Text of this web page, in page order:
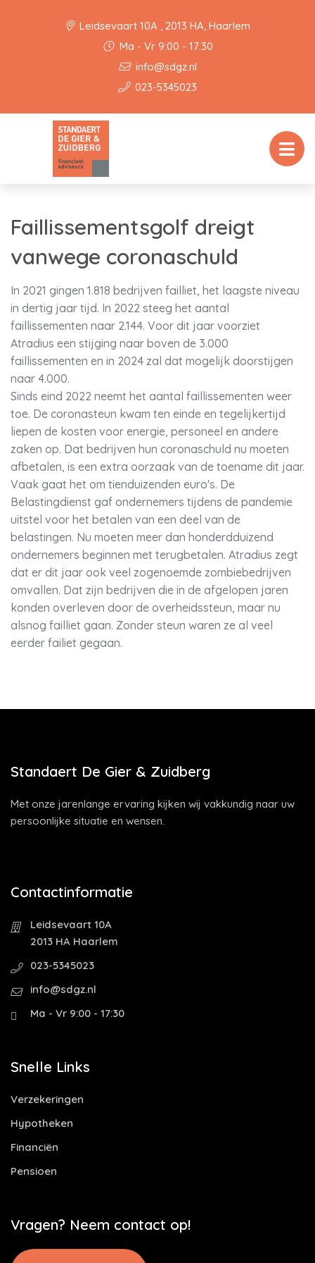
Leidsevaart 10A , 2013 HA, Haarlem
Ma - Vr 9:00 - 17:30
info@sdgz.nl
023-5345023
Faillissementsgolf dreigt
vanwege coronaschuld
In 2021 gingen 1.818 bedrijven failliet, het laagste niveau
in dertig jaar tijd. In 2022 steeg het aantal
faillissementen naar 2.144. Voor dit jaar voorziet
Atradius een stijging naar boven de 3.000
faillissementen en in 2024 zal dat mogelijk doorstijgen
naar 4.000.
Sinds eind 2022 neemt het aantal faillissementen weer
toe. De coronasteun kwam ten einde en tegelijkertijd
liepen de kosten voor energie, personeel en andere
zaken op. Dat bedrijven hun coronaschuld nu moeten
afbetalen, is een extra oorzaak van de toename dit jaar.
Vaak gaat het om tienduizenden euro's. De
Belastingdienst gaf ondernemers tijdens de pandemie
uitstel voor het betalen van een deel van de
belastingen. Nu moeten meer dan honderdduizend
ondernemers beginnen met terugbetalen. Atradius zegt
dat er dit jaar ook veel zogenoemde zombiebedrijven
omvallen. Dat zijn bedrijven die in de afgelopen jaren
konden overleven door de overheidssteun, maar nu
alsnog failliet gaan. Zonder steun waren ze al veel
eerder failiet gegaan.
Standaert De Gier & Zuidberg
Met onze jarenlange ervaring kijken wij vakkundig naar uw
persoonlijke situatie en wensen.
Contactinformatie
Leidsevaart 10A
2013 HA Haarlem
023-5345023
info@sdgz.nl
Ma - Vr 9:00 - 17:30
Snelle Links
Verzekeringen
Hypotheken
Financiën
Pensioen
Vragen? Neem contact op!